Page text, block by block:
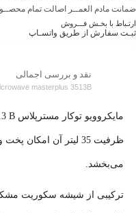
ضمانت مادم العمــر اصالت تمام
ارتـباط با بخـش فـــروش
ثبـت سفارش از طریق واتسـاپ
نقد و بررسی اجمالی
masterplus 3513B
مایکروویو توکار مسترپلاس M5313 B
ظرفیت 35 لیتر آن
می‌بخشد.
ترکیبی از شیشه سکوریت